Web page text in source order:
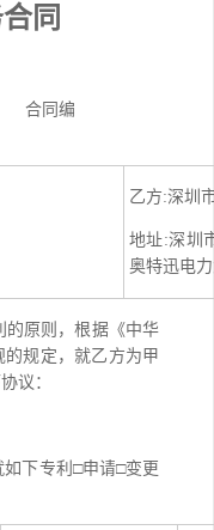
合同
合同编
乙方:深圳
地址:深圳
奥特迅电
的原则，根据《中华
规定， 就乙方为甲
议：
下专利 □申请□变更